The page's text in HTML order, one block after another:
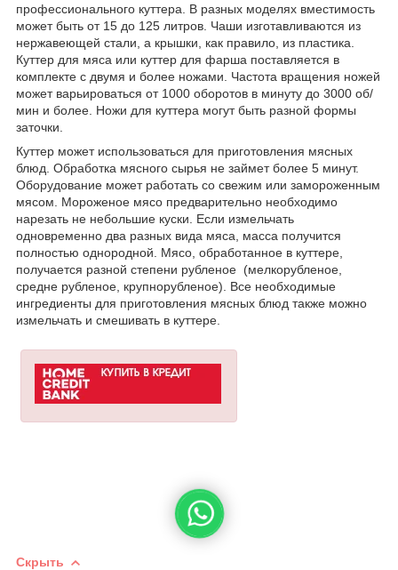
профессионального куттера. В разных моделях вместимость
может быть от 15 до 125 литров. Чаши изготавливаются из
нержавеющей стали, а крышки, как правило, из пластика.
Куттер для мяса или куттер для фарша поставляется в
комплекте с двумя и более ножами. Частота вращения ножей
может варьироваться от 1000 оборотов в минуту до 3000 об/
мин и более. Ножи для куттера могут быть разной формы
заточки.
Куттер может использоваться для приготовления мясных
блюд. Обработка мясного сырья не займет более 5 минут.
Оборудование может работать со свежим или замороженным
мясом. Мороженое мясо предварительно необходимо
нарезать не небольшие куски. Если измельчать
одновременно два разных вида мяса, масса получится
полностью однородной. Мясо, обработанное в куттере,
получается разной степени рубленое (мелкорубленое,
средне рубленое, крупнорубленое). Все необходимые
ингредиенты для приготовления мясных блюд также можно
измельчать и смешивать в куттере.
Скрыть